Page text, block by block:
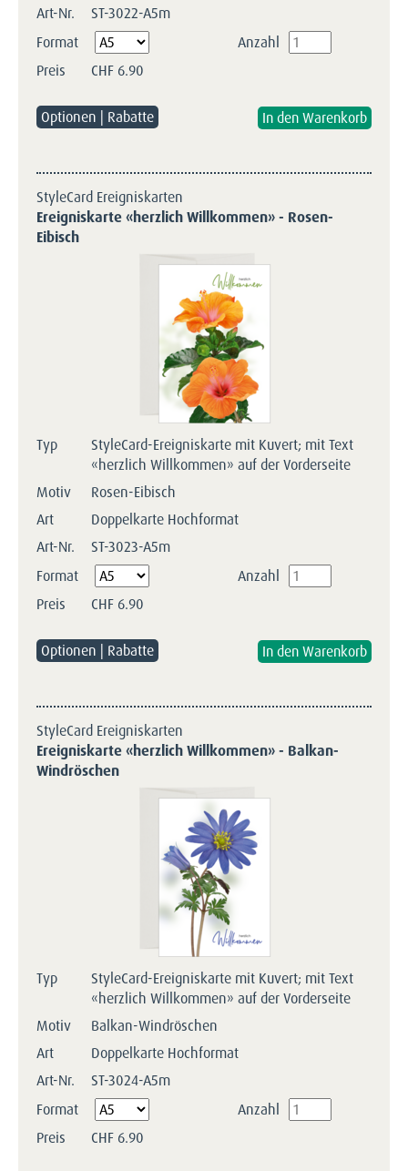
Art-Nr.
ST-3022-A5m
Pflichtfeld
Format
Anzahl
Preis
CHF 6.90
Optionen | Rabatte
StyleCard Ereigniskarten
Ereigniskarte «herzlich Willkommen» - Rosen-
Eibisch
Typ
StyleCard-Ereigniskarte mit Kuvert; mit Text
«herzlich Willkommen» auf der Vorderseite
Motiv
Rosen-Eibisch
Art
Doppelkarte Hochformat
Art-Nr.
ST-3023-A5m
Pflichtfeld
Format
Anzahl
Preis
CHF 6.90
Optionen | Rabatte
StyleCard Ereigniskarten
Ereigniskarte «herzlich Willkommen» - Balkan-
Windröschen
Typ
StyleCard-Ereigniskarte mit Kuvert; mit Text
«herzlich Willkommen» auf der Vorderseite
Motiv
Balkan-Windröschen
Art
Doppelkarte Hochformat
Art-Nr.
ST-3024-A5m
Pflichtfeld
Format
Anzahl
Preis
CHF 6.90